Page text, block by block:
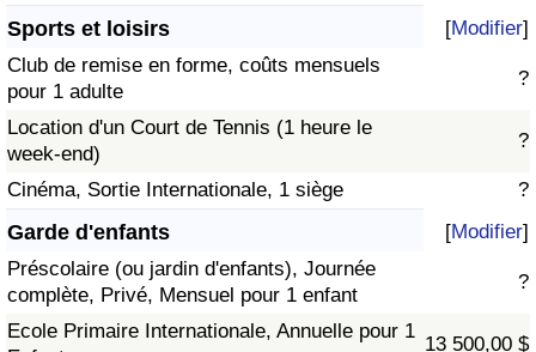
Sports et loisirs [Modifier]
Club de remise en forme, coûts mensuels
pour 1 adulte
?
Location d'un Court de Tennis (1 heure le
week-end)
?
Cinéma, Sortie Internationale, 1 siège ?
Garde d'enfants [Modifier]
Préscolaire (ou jardin d'enfants), Journée
complète, Privé, Mensuel pour 1 enfant
?
Ecole Primaire Internationale, Annuelle pour 1
13 500,00 $